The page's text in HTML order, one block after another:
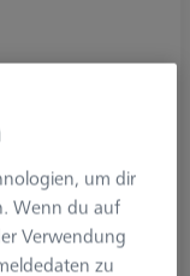
um dir
Wenn du auf
Verwendung
zu